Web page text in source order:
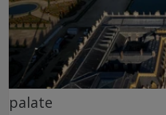
palate